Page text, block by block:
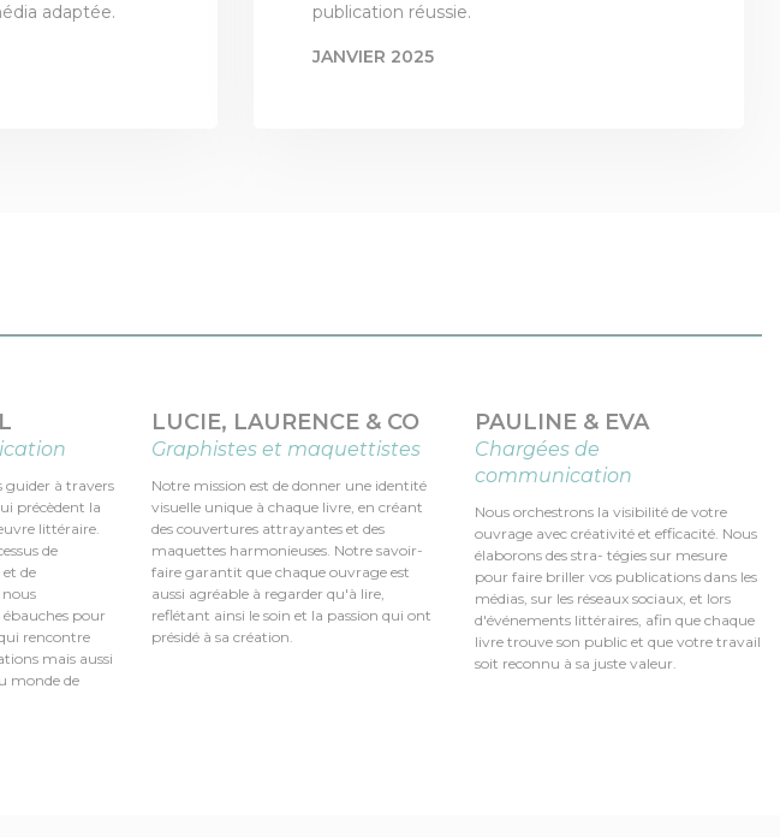
adaptée.
publication réussie.
JANVIER 2025
guider à travers
précèdent la
littéraire.
de
de
ébauches pour
rencontre
mais aussi
monde de
LUCIE, LAURENCE & CO
Graphistes et maquettistes
Notre mission est de donner une identité
visuelle unique à chaque livre, en créant
des couvertures attrayantes et des
maquettes harmonieuses. Notre savoir-
faire garantit que chaque ouvrage est
aussi agréable à regarder qu'à lire,
reflétant ainsi le soin et la passion qui ont
présidé à sa création.
PAULINE & EVA
Chargées de
communication
Nous orchestrons la visibilité de votre
ouvrage avec créativité et efficacité. Nous
élaborons des stra- tégies sur mesure
pour faire briller vos publications dans les
médias, sur les réseaux sociaux, et lors
d'événements littéraires, afin que chaque
livre trouve son public et que votre travail
soit reconnu à sa juste valeur.